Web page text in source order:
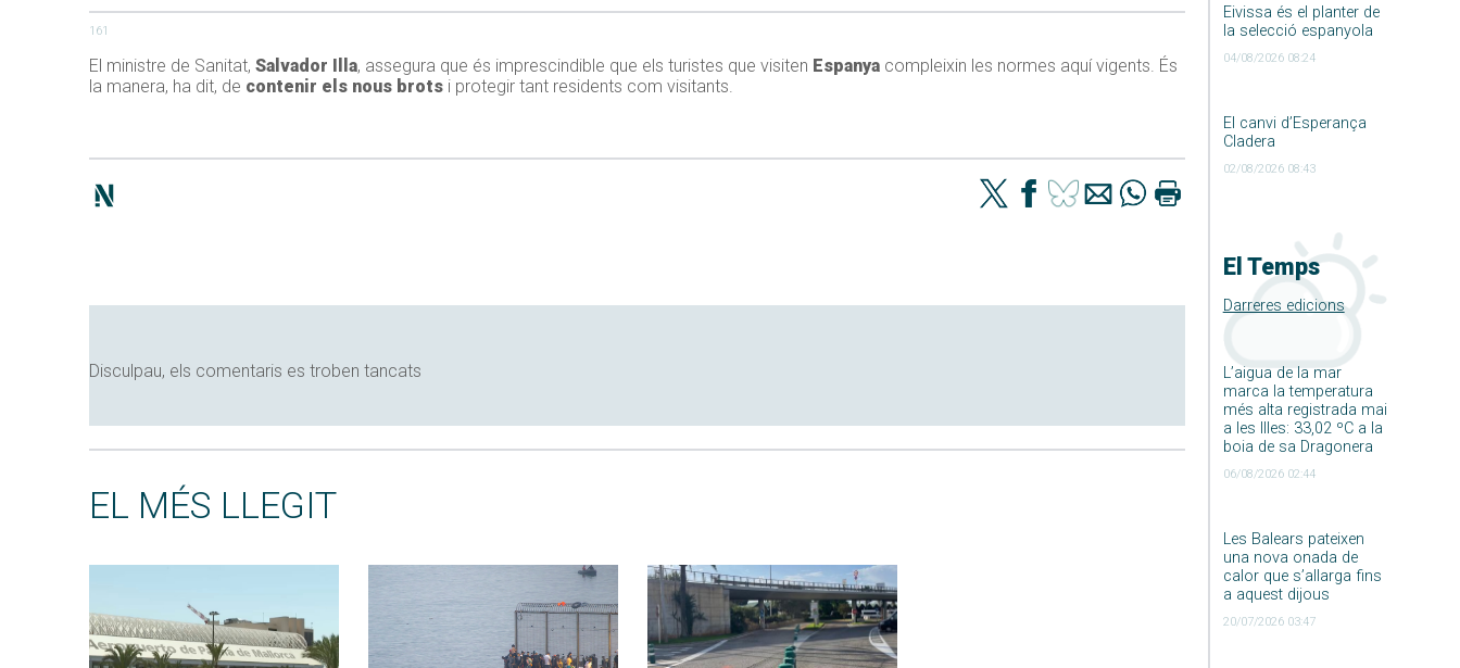
Eivissa és el planter de
la selecció espanyola
04/08/2026 08:24
El canvi d’Esperança
Cladera
02/08/2026 08:43
El Temps
Darreres edicions
L’aigua de la mar
marca la temperatura
més alta registrada mai
a les Illes: 33,02 ºC a la
boia de sa Dragonera
06/08/2026 02:44
Les Balears pateixen
una nova onada de
calor que s’allarga fins
a aquest dijous
20/07/2026 03:47
161
El ministre de Sanitat, Salvador Illa, assegura que és imprescindible que els turistes que visiten Espanya compleixin les normes aquí vigents. És
la manera, ha dit, de contenir els nous brots i protegir tant residents com visitants.
Disculpau, els comentaris es troben tancats
EL MÉS LLEGIT